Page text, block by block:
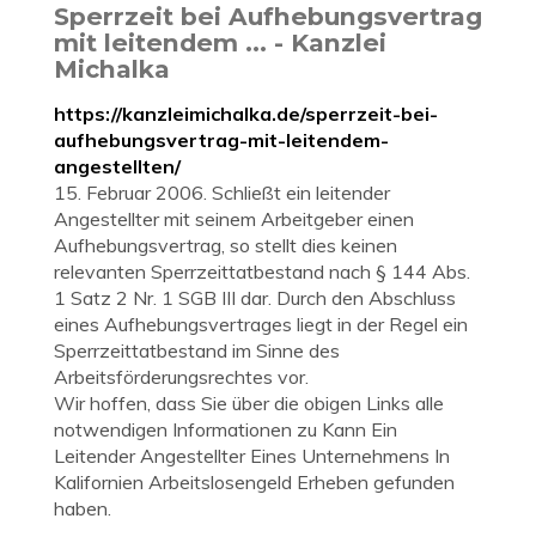
Sperrzeit bei Aufhebungsvertrag
mit leitendem ... - Kanzlei
Michalka
https://kanzleimichalka.de/sperrzeit-bei-
aufhebungsvertrag-mit-leitendem-
angestellten/
15. Februar 2006. Schließt ein leitender
Angestellter mit seinem Arbeitgeber einen
Aufhebungsvertrag, so stellt dies keinen
relevanten Sperrzeittatbestand nach § 144 Abs.
1 Satz 2 Nr. 1 SGB III dar. Durch den Abschluss
eines Aufhebungsvertrages liegt in der Regel ein
Sperrzeittatbestand im Sinne des
Arbeitsförderungsrechtes vor.
Wir hoffen, dass Sie über die obigen Links alle
notwendigen Informationen zu Kann Ein
Leitender Angestellter Eines Unternehmens In
Kalifornien Arbeitslosengeld Erheben gefunden
haben.